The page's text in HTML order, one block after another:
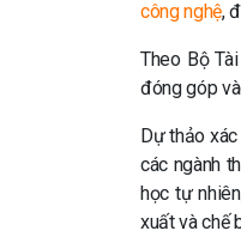
công nghệ,
Theo Bộ
đóng góp
Dự thảo
các ngành
học tự
xuất và chế